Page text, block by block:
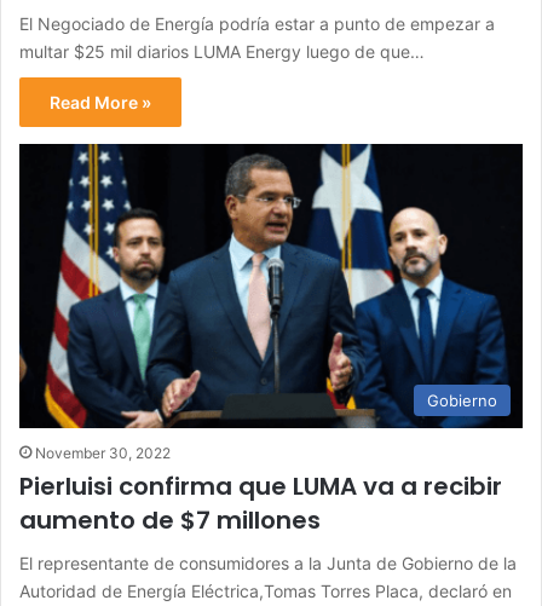
El Negociado de Energía podría estar a punto de empezar a
multar $25 mil diarios LUMA Energy luego de que…
Read More »
Gobierno
November 30, 2022
Pierluisi confirma que LUMA va a recibir
aumento de $7 millones
El representante de consumidores a la Junta de Gobierno de la
Autoridad de Energía Eléctrica,Tomas Torres Placa, declaró en